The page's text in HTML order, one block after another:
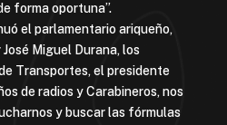
forma oportuna”.
el parlamentario ariqueño,
Miguel Durana, los
Transportes, el presidente
de radios y Carabineros, nos
y buscar las fórmulas